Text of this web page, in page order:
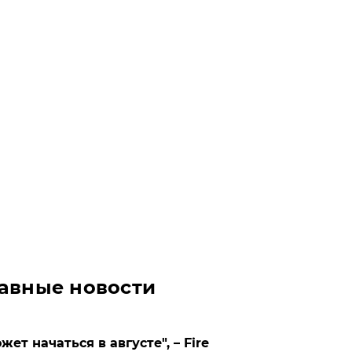
новости
начаться в августе", – Fire